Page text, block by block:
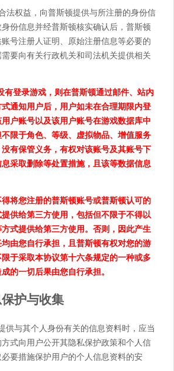
法权益，向普斯顿提供与所注册的身份信
份信息并经普斯顿核实确认后，普斯顿
号注册人证明、原始注册信息等必要的
要向有关行政机关和司法机关提供相关
有登录游戏，则在普斯顿通过邮件、站内
通知用户后，用户如未在合理期限内登
户账号以及该用户账号在游戏数据库中
限于角色、等级、虚拟物品、增值服务
有保管义务，有权对该账号及其账号下
采取删除等处置措施，且该等数据信息
将您注册的普斯顿账号或普斯顿认可的
供给第三方使用，包括但不限于不得以
式提供给第三方使用。否则，因此产生
由您自行承担，且普斯顿有权对您的游
于采取本协议第十六条规定的一种或多
的一切后果由您自行承担。
护与收集
供与其个人身份有关的信息资料时，应当
式向用户公开其隐私保护政策和个人信
要措施保护用户的个人信息资料的安